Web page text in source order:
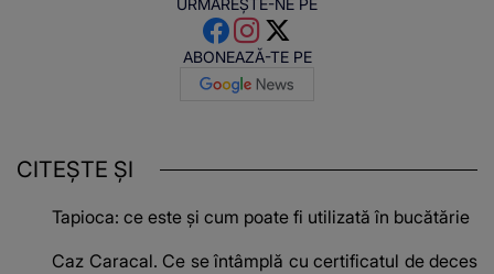
URMĂREȘTE-NE PE
ABONEAZĂ-TE PE
CITEȘTE ȘI
Tapioca: ce este și cum poate fi utilizată în bucătărie
Caz Caracal. Ce se întâmplă cu certificatul de deces